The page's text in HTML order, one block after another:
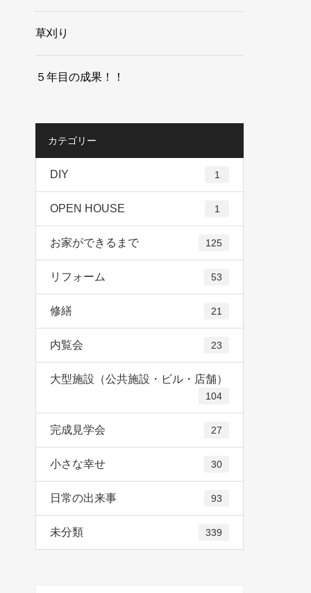
草刈り
５年目の成果！！
カテゴリー
DIY 1
OPEN HOUSE 1
お家ができるまで 125
リフォーム 53
修繕 21
内覧会 23
大型施設（公共施設・ビル・店舗）
104
完成見学会 27
小さな幸せ 30
日常の出来事 93
未分類 339